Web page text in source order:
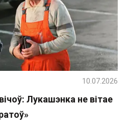
Лукашэнка не вітае
10.07.2026